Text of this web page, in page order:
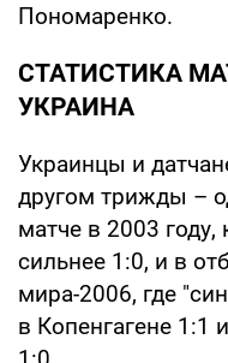
Пономаренко.
СТАТИСТИКА
УКРАИНА
Украинцы и
другом трижды –
матче в 2003 году,
сильнее 1:0, и в
мира-2006, где
в Копенгагене 1:1